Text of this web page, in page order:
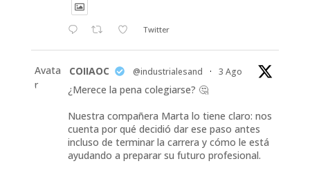
Twitter
Avata
r
COIIAOC @industrialesand · 3 Ago
¿Merece la pena colegiarse? 🤔
Nuestra compañera Marta lo tiene claro: nos
cuenta por qué decidió dar ese paso antes
incluso de terminar la carrera y cómo le está
ayudando a preparar su futuro profesional.